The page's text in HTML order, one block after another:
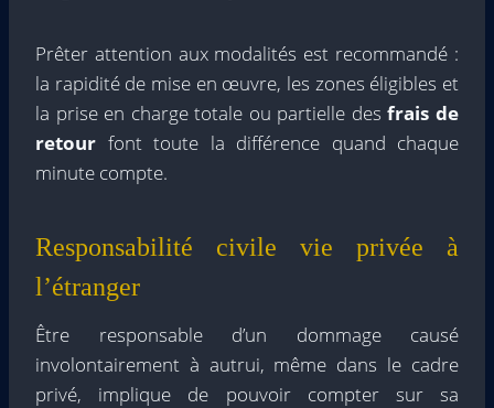
Prêter attention aux modalités est recommandé :
la rapidité de mise en œuvre, les zones éligibles et
la prise en charge totale ou partielle desfrais de
retour font toute la différence quand chaque
minute compte.
Responsabilité civile vie privée à
l’étranger
Être responsable d’un dommage causé
involontairement à autrui, même dans le cadre
privé, implique de pouvoir compter sur sa